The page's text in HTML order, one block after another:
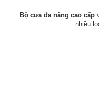
Bộ cưa đa năng cao cấp
nhiều